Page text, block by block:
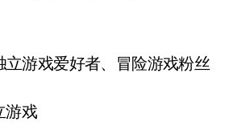
立游戏爱好者、冒险游戏粉丝
游戏